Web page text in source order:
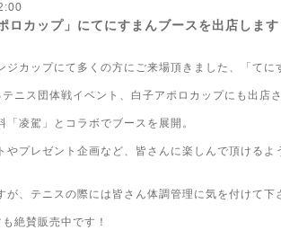
ロカップ」にてにすまんブースを出店しま
ジカップにて多くの方にご来場頂きました、「てに
ニス団体戦イベント、白子アポロカップにも出店
「凌駕」とコラボでブースを展開。
やプレゼント企画など、皆さんに楽しんで頂ける
が、テニスの際には皆さん体調管理に気を付けて下
絶賛販売中です！